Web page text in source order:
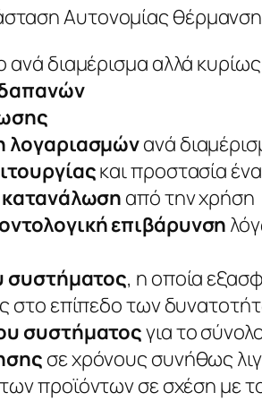
Αυτονομίας
ανά διαμέρισμα αλλά κυρίως
λογαριασμώνανά
και προστασία
κατανάλωση από την χρήση
επιβάρυνση
συστήματος, η οποία
στο επίπεδο των
συστήματοςγια το
σε χρόνους συνήθως
των προϊόντων σε σχέση με